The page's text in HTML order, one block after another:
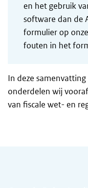
en het gebruik
software dan de
formulier op
fouten in het
In deze
onderdelen wij
van fiscale wet- en